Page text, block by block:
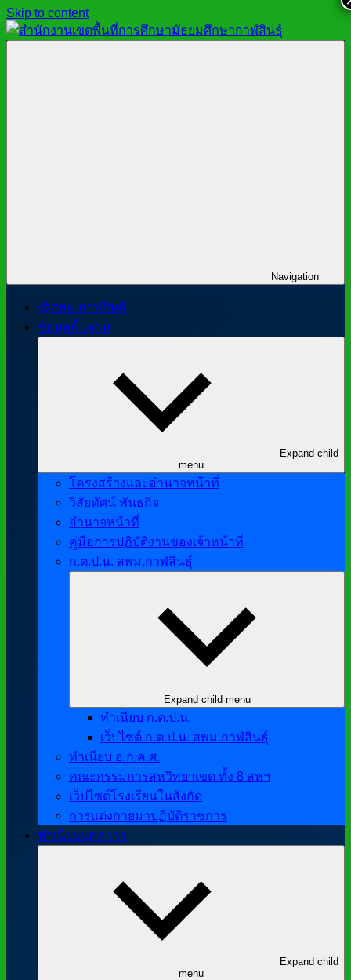
Skip to content
Navigation
@สพม.กาฬสินธุ์
ข้อมูลพื้นฐาน
Expand child
menu
โครงสร้างและอำนาจหน้าที่
วิสัยทัศน์ พันธกิจ
อำนาจหน้าที่
คู่มือการปฏิบัติงานของเจ้าหน้าที่
ก.ต.ป.น. สพม.กาฬสินธุ์
Expand child menu
ทำเนียบ ก.ต.ป.น.
เว็บไซต์ ก.ต.ป.น. สพม.กาฬสินธุ์
ทำเนียบ อ.ก.ค.ศ.
คณะกรรมการสหวิทยาเขต ทั้ง 8 สหฯ
เว็ปไซต์โรงเรียนในสังกัด
การแต่งกายมาปฏิบัติราชการ
ทำเนียบบุคลากร
Expand child
menu